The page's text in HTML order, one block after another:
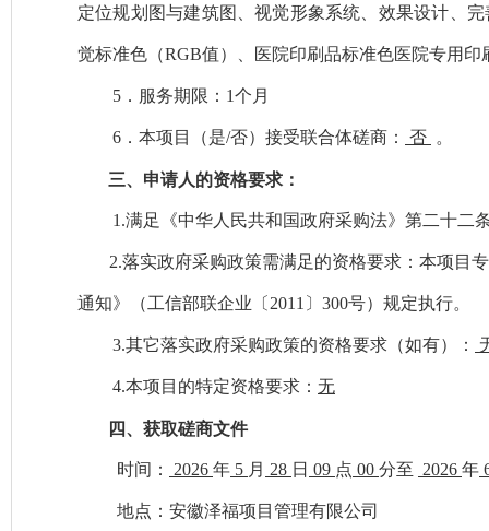
定位规划图与建筑图、视觉形象系统、效果设计、
觉标准色（RGB值）、医院印刷品标准色医院专用
5． 服务期限： 1个月
6． 本项目（是/否）接受联合体磋商 ： 否 。
三、 申请人的资格要求：
1.满足《中华人民共和国政府采购法》第二十二
2.落实政府采购政策需满足的资格要求：本项目
通知》（工信部联企业〔 2011〕300号）规定执行。
3.其它落实政府采购政策的资格要求（如有）：
4.本项目的特定资格要求： 无
四、 获取磋商文件
时间： 2026 年 5 月 28 日 09 点 00 分至 2026 年
地点：安徽泽福项目管理有限公司